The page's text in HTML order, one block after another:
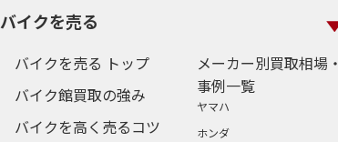
バイクを売る
バイクを売る トップ
バイク館買取の強み
バイクを高く売るコツ
メーカー別買取相場・
事例一覧
ヤマハ
ホンダ